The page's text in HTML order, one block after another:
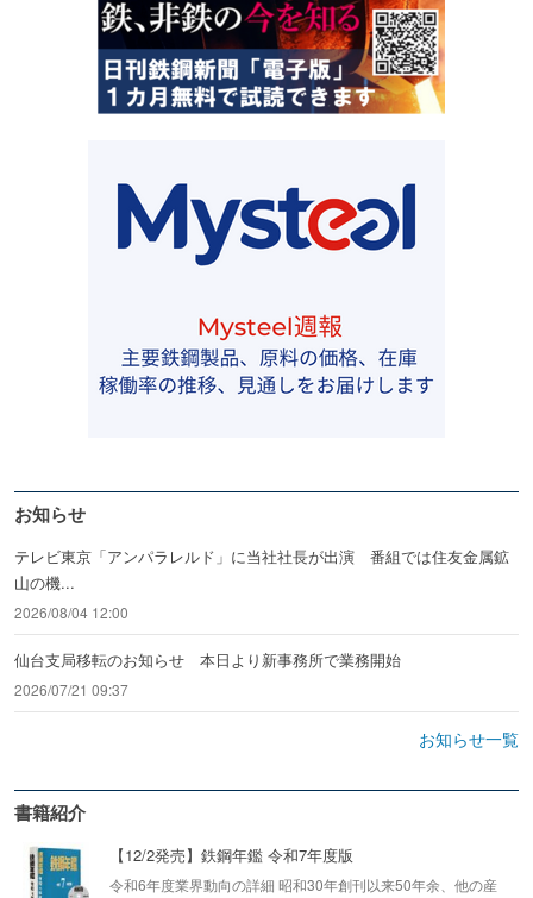
お知らせ
テレビ東京「アンパラレルド」に当社社長が出演 番組では住友金属鉱
山の機...
2026/08/04 12:00
仙台支局移転のお知らせ 本日より新事務所で業務開始
2026/07/21 09:37
お知らせ一覧
書籍紹介
【12/2発売】鉄鋼年鑑 令和7年度版
令和6年度業界動向の詳細 昭和30年創刊以来50年余、他の産